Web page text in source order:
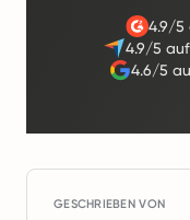
4.9/5
4.9/5
4.6/5
GESCHRIEBEN VON